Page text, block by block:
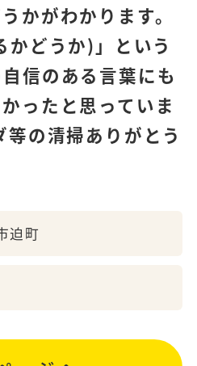
かがわかります。
かどうか)」という
信のある言葉にも
ったと思っていま
の清掃ありがとう
迫町